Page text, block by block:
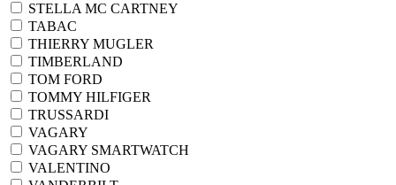
STELLA MC CARTNEY
TABAC
THIERRY MUGLER
TIMBERLAND
TOM FORD
TOMMY HILFIGER
TRUSSARDI
VAGARY
VAGARY SMARTWATCH
VALENTINO